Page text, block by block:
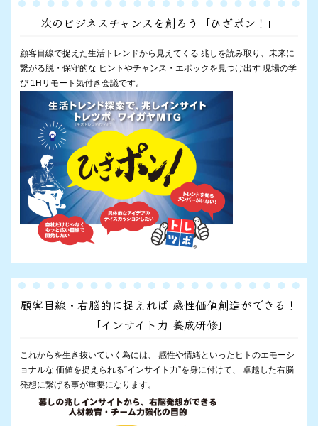
次のビジネスチャンスを創ろう「ひざポン！」
顧客目線で捉えた生活トレンドから見えてくる 兆しを読み取り、未来に
繋がる脱・保守的な ヒントやチャンス・エポックを見つけ出す 現場の学
び 1Hリモート気付き会議です。
顧客目線・右脳的に捉えれば 感性価値創造ができる！
「インサイト力 養成研修」
これからを生き抜いていく為には、 感性や情緒といったヒトのエモーシ
ョナルな 価値を捉えられる“インサイト力”を身に付けて、 卓越した右脳
発想に繋げる事が重要になります。